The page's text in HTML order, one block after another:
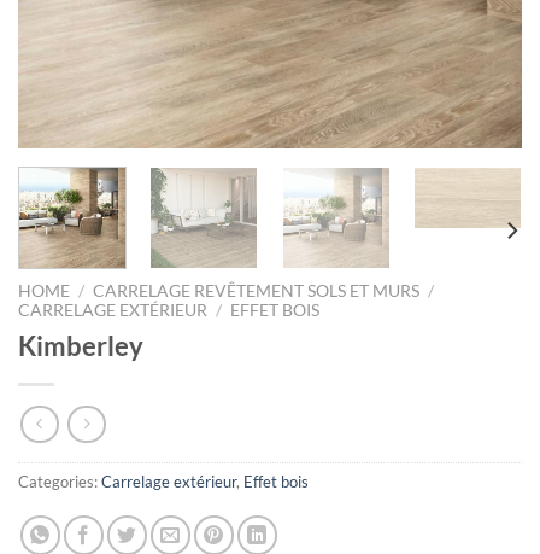
HOME / CARRELAGE REVÊTEMENT SOLS ET MURS /
CARRELAGE EXTÉRIEUR / EFFET BOIS
Kimberley
Categories:Carrelage extérieur, Effet bois